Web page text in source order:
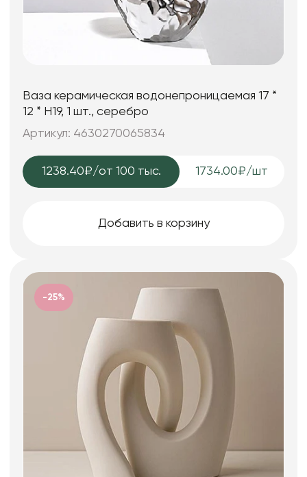
Ваза керамическая водонепроницаемая 17 *
12 * H19, 1 шт., серебро
Артикул: 4630270065834
1238.40₽/от 100 тыс. 1734.00₽/шт
Добавить в корзину
-25%